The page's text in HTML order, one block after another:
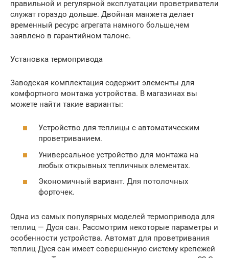
правильной и регулярной эксплуатации проветриватели
служат гораздо дольше. Двойная манжета делает
временный ресурс агрегата намного больше,чем
заявлено в гарантийном талоне.
Установка термопривода
Заводская комплектация содержит элементы для
комфортного монтажа устройства. В магазинах вы
можете найти такие варианты:
Устройство для теплицы с автоматическим
проветриванием.
Универсальное устройство для монтажа на
любых открывных тепличных элементах.
Экономичный вариант. Для потолочных
форточек.
Одна из самых популярных моделей термопривода для
теплиц — Дуся сан. Рассмотрим некоторые параметры и
особенности устройства. Автомат для проветривания
теплиц Дуся сан имеет совершенную систему крепежей